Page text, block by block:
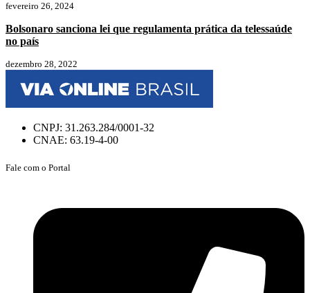
fevereiro 26, 2024
Bolsonaro sanciona lei que regulamenta prática da telessaúde
no país
dezembro 28, 2022
CNPJ: 31.263.284/0001-32
CNAE: 63.19-4-00
Fale com o Portal